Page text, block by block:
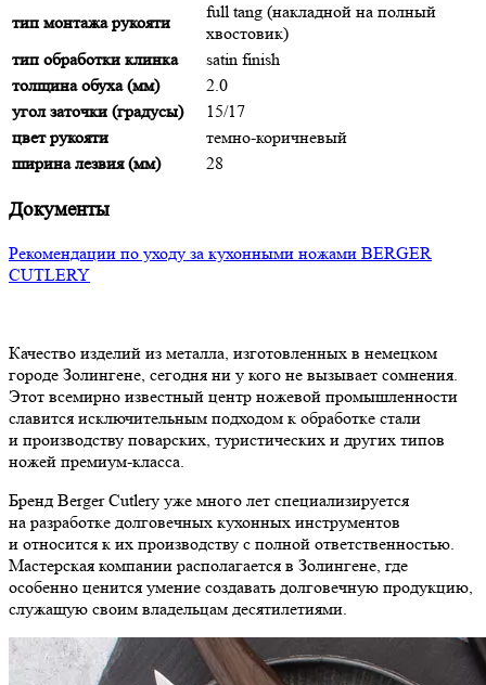
тип монтажа рукояти
full tang (накладной на полный
хвостовик)
тип обработки клинка
satin finish
толщина обуха (мм)
2.0
угол заточки (градусы)
15/17
цвет рукояти
темно-коричневый
ширина лезвия (мм)
28
Документы
Рекомендации по уходу за кухонными ножами BERGER
CUTLERY
Качество изделий из металла, изготовленных в немецком
городе Золингене, сегодня ни у кого не вызывает сомнения.
Этот всемирно известный центр ножевой промышленности
славится исключительным подходом к обработке стали
и производству поварских, туристических и других типов
ножей премиум-класса.
Бренд Berger Cutlery уже много лет специализируется
на разработке долговечных кухонных инструментов
и относится к их производству с полной ответственностью.
Мастерская компании располагается в Золингене, где
особенно ценится умение создавать долговечную продукцию,
служащую своим владельцам десятилетиями.